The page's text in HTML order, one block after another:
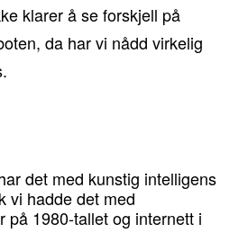
klarer å se forskjell på
da har vi nådd virkelig
det med kunstig intelligens
vi hadde det med
på 1980-tallet og internett i